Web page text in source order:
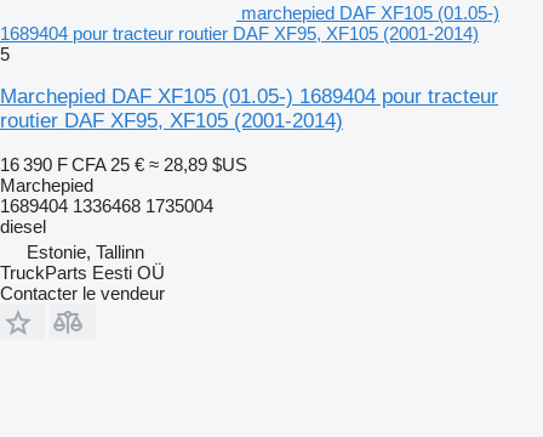
marchepied DAF XF105 (01.05-)
1689404 pour tracteur routier DAF XF95, XF105 (2001-2014)
5
Marchepied DAF XF105 (01.05-) 1689404 pour tracteur
routier DAF XF95, XF105 (2001-2014)
16 390 F CFA 25 € ≈ 28,89 $US
Marchepied
1689404 1336468 1735004
diesel
Estonie, Tallinn
TruckParts Eesti OÜ
Contacter le vendeur